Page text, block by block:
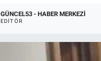
GÜNCEL53 - HABER MERKEZI
EDITÖR